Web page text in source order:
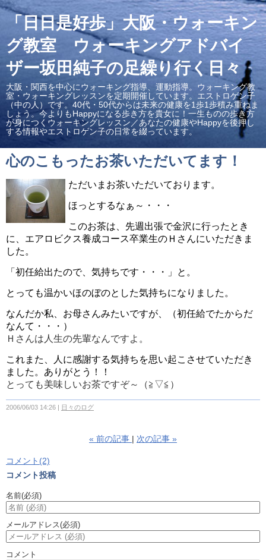
「日日是好歩」大阪・ウォーキン
グ教室 ウォーキングアドバイ
ザー坂田純子の足繰り行く日々
大阪・関西を中心にウォーキング指導、運動指導。ウォーキング教
室・ウォーキングレッスンを定期開催しています。エストロゲン子
（中の人）です。40代・50代からは未来の健康を1歩1歩積み重ねま
しょう。今よりもHappyになる歩き方を貴女に！一生ものの歩き方
が身につくウォーキングレッスン／あなたの健康やHappyを後押し
する情報やエストロゲン子の日常を綴っています。
心のこもったお茶いただいてます！
ただいまお茶いただいております。
ほっとするなぁ～・・・
このお茶は、先週出張で金沢に行ったとき
に、エアロビクス養成コース卒業生のＨさんにいただきま
した。
「初任給出たので、気持ちです・・・」と。
とっても温かいほのぼのとした気持ちになりました。
なんだか私、お母さんみたいですが、（初任給でたからだ
なんて・・・）
Ｈさんは人生の先輩なんですよ。
これまた、人に感謝する気持ちを思い起こさせていただき
ました。ありがとう！！
とっても美味しいお茶ですぞ～（≧▽≦）
2006/06/03 14:26 日々のログ
« 前の記事 次の記事 »
コメント(2)
コメント投稿
名前(必須)
メールアドレス(必須)
コメント